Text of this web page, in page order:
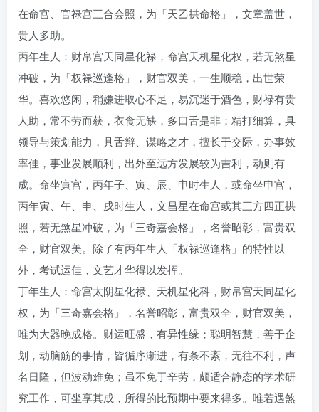
在命宫、官禄宫三合会照，为「天乙拱命格」，文章盖世，
贵人多助。
丙年生人：财帛宫天同星化禄，命宫天机星化权，若无煞星
冲破，为「权禄巡逢格」，财官双美，一生顺稳，出世荣
华。喜欢悠闲，稍嫌进取心不足，易沉迷于酒色，财禄有贵
人助，常不劳而获，衣食无缺，多口舌是非；精打细算，具
领导与策划能力，具舌辩、谋略之才，擅长于交际，办事效
率佳，事业发展顺利，出外至远方发展较为吉利，动则有
成。命坐寅宫，丙年子、寅、辰、申时生人，或命坐申宫，
丙年寅、午、申、戌时生人，文昌星在命宫或其三方四正拱
照，若无煞星冲破，为「三奇嘉会格」，名誉昭彰，富贵双
全，财官双美。除了有丙年生人「权禄巡逢格」的特性以
外，考试运佳，文艺才华得以发挥。
丁年生人：命宫太阴星化禄、天机星化科，财帛宫天同星化
权，为「三奇嘉会格」，名誉昭彰，富贵双全，财官双美，
唯为大器晚成格。财运旺盛，有异性缘；聪明智慧，善于企
划，动脑筋的事情，皆循序渐进，有条不紊，无往不利，声
名日隆，但波动难免；虽不免于辛劳，颇适合静态的学术研
究工作，可坐享其成，所得的比预期中要来得多。唯若遇煞